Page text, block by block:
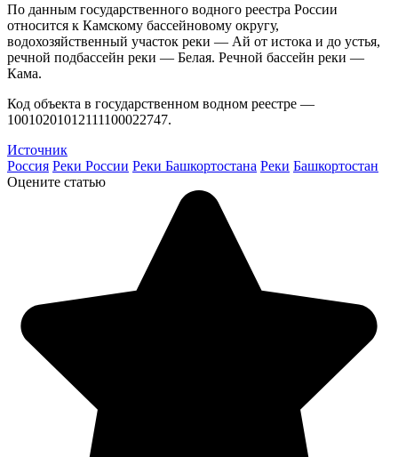
По данным государственного водного реестра России
относится к Камскому бассейновому округу,
водохозяйственный участок реки — Ай от истока и до устья,
речной подбассейн реки — Белая. Речной бассейн реки —
Кама.
Код объекта в государственном водном реестре —
10010201012111100022747.
Источник
Россия Реки России Реки Башкортостана Реки Башкортостан
Оцените статью